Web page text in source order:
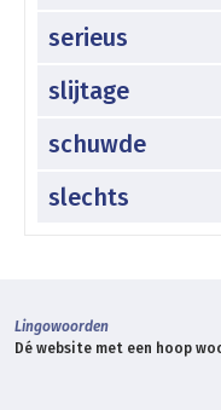
serieus
slijtage
schuwde
slechts
Lingowoorden
Dé website met een hoop